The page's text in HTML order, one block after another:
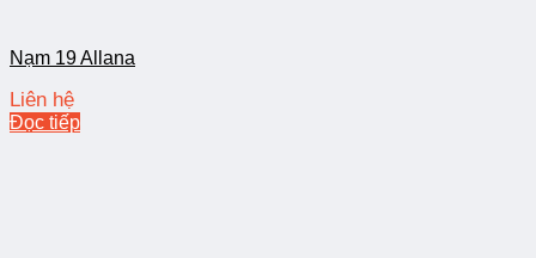
Nạm 19 Allana
Liên hệ
Đọc tiếp